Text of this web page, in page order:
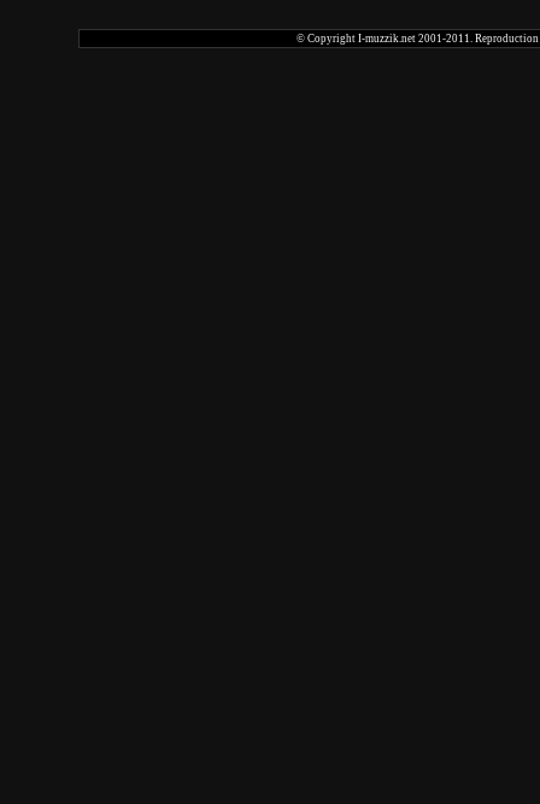
© Copyright I-muzzik.net 2001-2011. Reproduction